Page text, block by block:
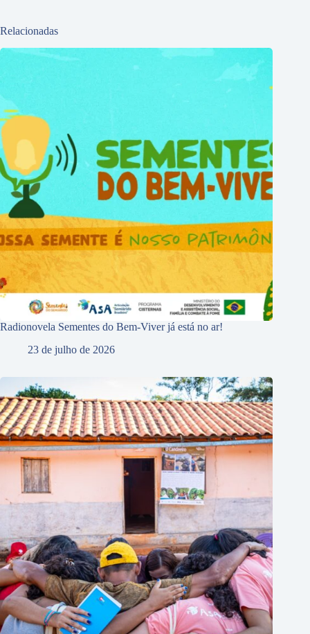
Relacionadas
Radionovela Sementes do Bem-Viver já está no ar!
23 de julho de 2026